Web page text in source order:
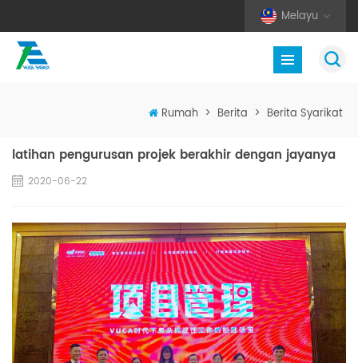
Melayu
Rumah > Berita > Berita Syarikat
latihan pengurusan projek berakhir dengan jayanya
2020-06-22